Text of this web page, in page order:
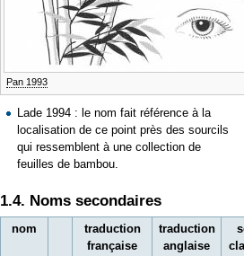
Pan 1993
Lade 1994 : le nom fait référence à la
localisation de ce point près des sourcils
qui ressemblent à une collection de
feuilles de bambou.
1.4. Noms secondaires
nom
traduction
française
traduction
anglaise